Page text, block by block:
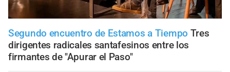
Segundo encuentro de Estamos a Tiempo Tres
dirigentes radicales santafesinos entre los
firmantes de "Apurar el Paso"